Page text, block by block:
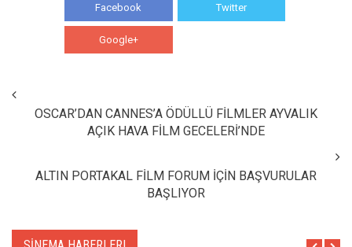
Facebook Twitter
Google+
OSCAR’DAN CANNES’A ÖDÜLLÜ FİLMLER AYVALIK
AÇIK HAVA FİLM GECELERİ’NDE
ALTIN PORTAKAL FİLM FORUM İÇİN BAŞVURULAR
BAŞLIYOR